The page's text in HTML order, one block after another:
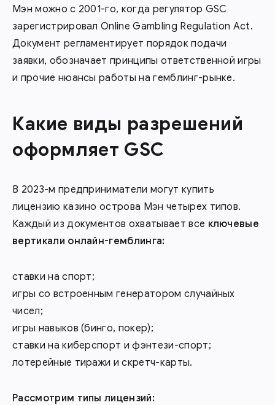
Мэн можно с 2001-го, когда регулятор GSC
зарегистрировал Online Gambling Regulation Act.
Документ регламентирует порядок подачи
заявки, обозначает принципы ответственной игры
и прочие нюансы работы на гемблинг-рынке.
Какие виды разрешений
оформляет GSC
В 2023-м предприниматели могут купить
лицензию казино острова Мэн четырех типов.
Каждый из документов охватывает все ключевые
вертикали онлайн-гемблинга:
ставки на спорт;
игры со встроенным генератором случайных
чисел;
игры навыков (бинго, покер);
ставки на киберспорт и фэнтези-спорт;
лотерейные тиражи и скретч-карты.
Рассмотрим типы лицензий: